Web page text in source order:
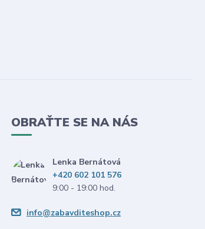
OBRAŤTE SE NA NÁS
Lenka Bernátová
+420 602 101 576
9:00 - 19:00 hod.
info@zabavditeshop.cz